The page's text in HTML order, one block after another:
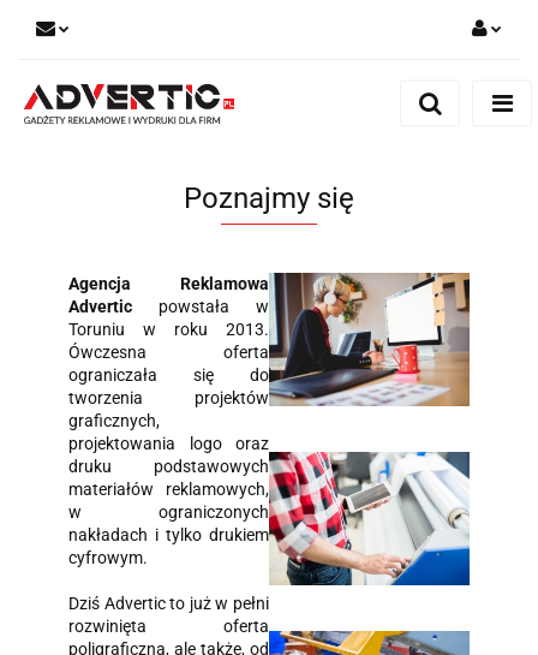
Zaloguj się
Poznajmy się
Agencja Reklamowa
Advertic powstała w
Toruniu w roku 2013.
Ówczesna oferta
ograniczała się do
tworzenia projektów
graficznych,
projektowania logo oraz
druku podstawowych
materiałów reklamowych,
w ograniczonych
nakładach i tylko drukiem
cyfrowym.
Dziś Advertic to już w pełni
rozwinięta oferta
poligraficzna, ale także, od